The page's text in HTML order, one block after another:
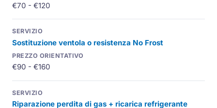
€70 - €120
Sostituzione ventola o resistenza No Frost
€90 - €160
Riparazione perdita di gas + ricarica refrigerante